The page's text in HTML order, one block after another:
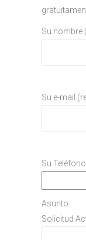
Su nombre
Su e-mail
Su Teléfono
Asunto
Solicitud